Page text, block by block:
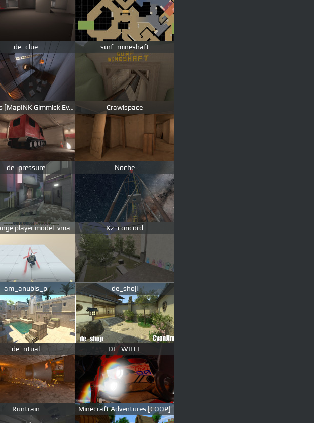
de_clue surf_mineshaft
Tenebris [MapINK Gimmick Event] Crawlspace
de_pressure Noche
CS2 change player model .vmap tutorial Kz_concord
am_anubis_p de_shoji
de_ritual DE_WILLE
Runtrain Minecraft Adventures [COOP]